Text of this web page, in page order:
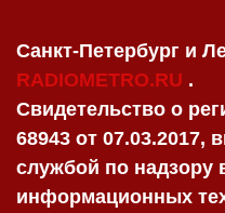
Санкт-Петербург и
RADIOMETRO.RU .
Свидетельство о
68943 от 07.03.2017,
службой по надзору
информационных